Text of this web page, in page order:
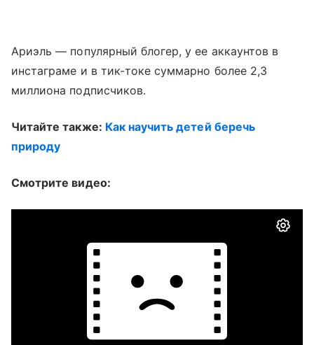
Ариэль — популярный блогер, у ее аккаунтов в
инстаграме и в тик-токе суммарно более 2,3
миллиона подписчиков.
Читайте также: Как научить детей беречь
природу
Смотрите видео: